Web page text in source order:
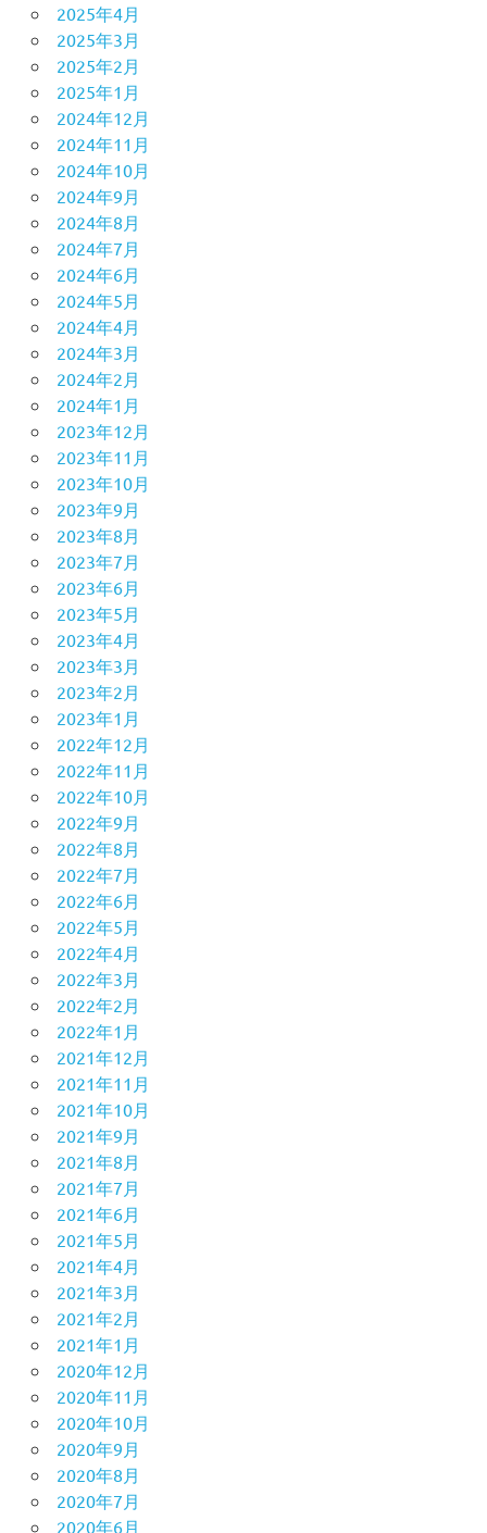
2025年4月
2025年3月
2025年2月
2025年1月
2024年12月
2024年11月
2024年10月
2024年9月
2024年8月
2024年7月
2024年6月
2024年5月
2024年4月
2024年3月
2024年2月
2024年1月
2023年12月
2023年11月
2023年10月
2023年9月
2023年8月
2023年7月
2023年6月
2023年5月
2023年4月
2023年3月
2023年2月
2023年1月
2022年12月
2022年11月
2022年10月
2022年9月
2022年8月
2022年7月
2022年6月
2022年5月
2022年4月
2022年3月
2022年2月
2022年1月
2021年12月
2021年11月
2021年10月
2021年9月
2021年8月
2021年7月
2021年6月
2021年5月
2021年4月
2021年3月
2021年2月
2021年1月
2020年12月
2020年11月
2020年10月
2020年9月
2020年8月
2020年7月
2020年6月